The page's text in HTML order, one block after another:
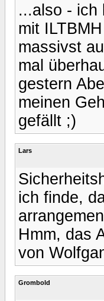
...also - ich
mit
massivst
mal
gestern
meinen
gefällt ;)
Lars
ich finde,
Hmm, das
von
Grombold